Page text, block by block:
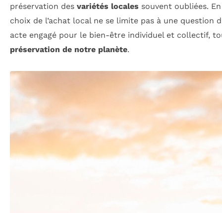
préservation des variétés locales souvent oubliées.
choix de l’achat local ne se limite pas à une question
acte engagé pour le bien-être individuel et collectif,
préservation de notre planète.